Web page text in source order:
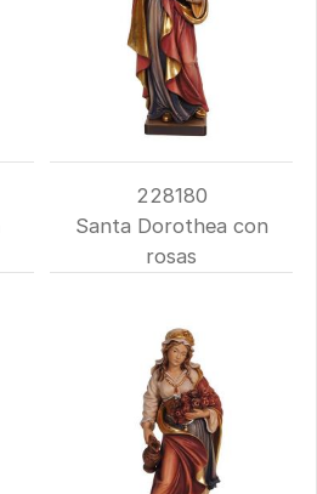
228180
Santa Dorothea con
rosas